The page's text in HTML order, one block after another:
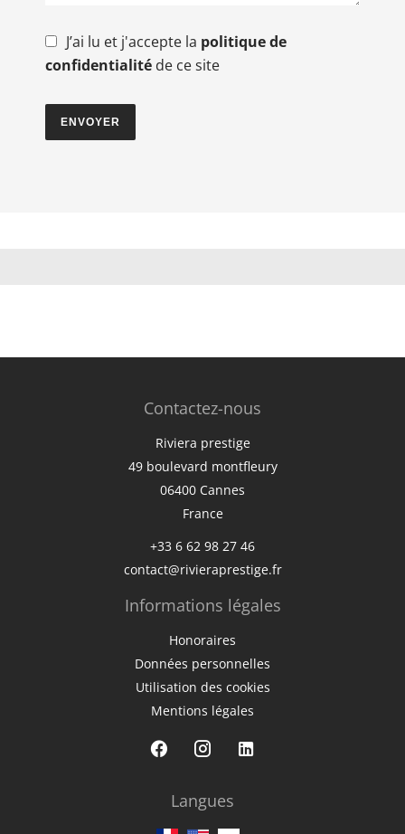
J’ai lu et j'accepte la politique de
confidentialité de ce site
ENVOYER
Contactez-nous
Riviera prestige
49 boulevard montfleury
06400 Cannes
France
+33 6 62 98 27 46
contact@rivieraprestige.fr
Informations légales
Honoraires
Données personnelles
Utilisation des cookies
Mentions légales
Langues